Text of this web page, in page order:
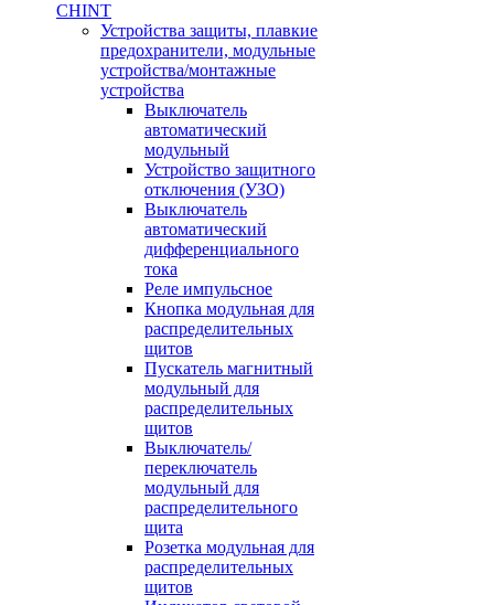
CHINT
Устройства защиты, плавкие
предохранители, модульные
устройства/монтажные
устройства
Выключатель
автоматический
модульный
Устройство защитного
отключения (УЗО)
Выключатель
автоматический
дифференциального
тока
Реле импульсное
Кнопка модульная для
распределительных
щитов
Пускатель магнитный
модульный для
распределительных
щитов
Выключатель/
переключатель
модульный для
распределительного
щита
Розетка модульная для
распределительных
щитов